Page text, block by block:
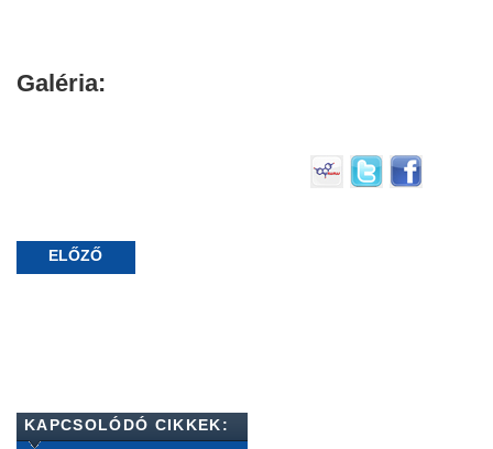
Galéria:
ELŐZŐ
KAPCSOLÓDÓ CIKKEK: